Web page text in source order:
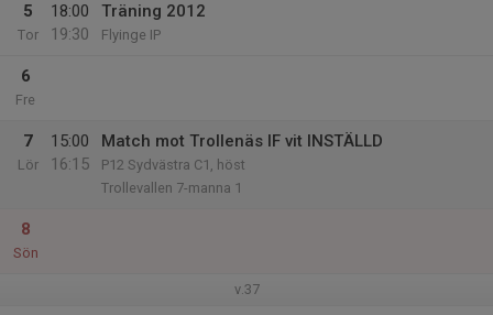
5
Tor
18:00
19:30
Träning 2012
Flyinge IP
6
Fre
7
Lör
15:00
16:15
Match mot Trollenäs IF vit INSTÄLLD
P12 Sydvästra C1, höst
Trollevallen 7-manna 1
8
Sön
v.37